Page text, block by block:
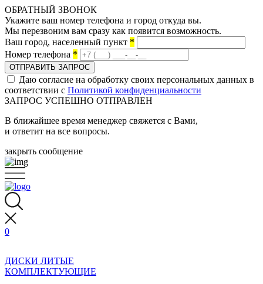
ОБРАТНЫЙ ЗВОНОК
Укажите ваш номер телефона и город откуда вы.
Мы перезвоним вам сразу как появится возможность.
Ваш город, населенный пункт *
Номер телефона *
ОТПРАВИТЬ ЗАПРОС
Даю согласие на обработку своих персональных данных в
соответствии с Политикой конфиденциальности
ЗАПРОС УСПЕШНО ОТПРАВЛЕН
В ближайшее время менеджер свяжется с Вами,
и ответит на все вопросы.
закрыть сообщение
0
ДИСКИ ЛИТЫЕ
КОМПЛЕКТУЮЩИЕ